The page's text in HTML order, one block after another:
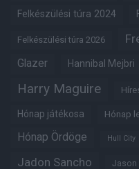
Felkészülési túra 2024
Felkészülési túra 2026
Glazer Hannibal Mejbri
Harry Maguire
Hónap játékosa Hónap
Hónap Ördöge Hull City
Jadon Sancho Jason